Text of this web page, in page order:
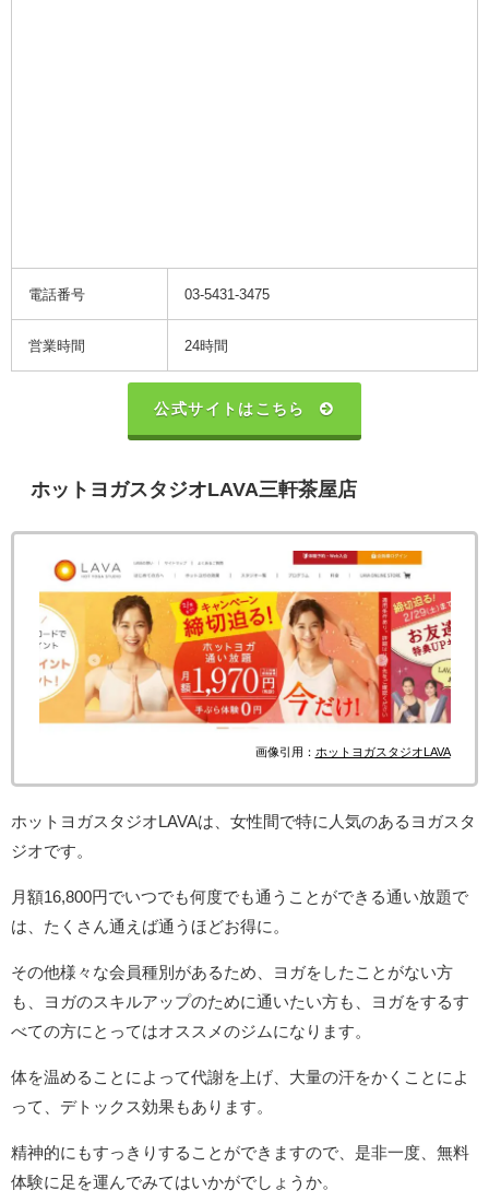
電話番号 03-5431-3475
営業時間 24時間
公式サイトはこちら
ホットヨガスタジオLAVA三軒茶屋店
画像引用： ホットヨガスタジオLAVA
ホットヨガスタジオ LAVAは、女性間で特に人気のあるヨガスタ
ジオです。
月額16,800円でいつでも何度でも通うことができる通い放題で
は、たくさん通えば通うほどお得に。
その他様々な会員種別があるため、ヨガをしたことがない方
も、ヨガのスキルアップのために通いたい方も、ヨガをするす
べての方にとってはオススメのジムになります。
体を温めることによって代謝を上げ、大量の汗をかくことによ
って、デトックス効果もあります。
精神的にもすっきりすることができますので、是非一度、無料
体験に足を運んでみてはいかがでしょうか。